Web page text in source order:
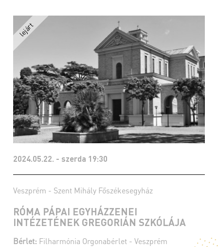
2024.05.22. - szerda 19:30
Veszprém - Szent Mihály Főszékesegyház
RÓMA PÁPAI EGYHÁZZENEI
INTÉZETÉNEK GREGORIÁN SZKÓLÁJA
Bérlet: Filharmónia Orgonabérlet - Veszprém